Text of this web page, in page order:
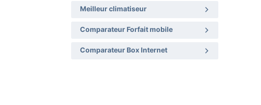
Meilleur climatiseur
Comparateur Forfait mobile
Comparateur Box Internet